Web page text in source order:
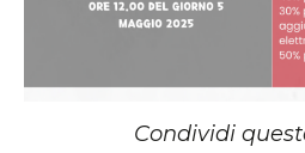
Condividi